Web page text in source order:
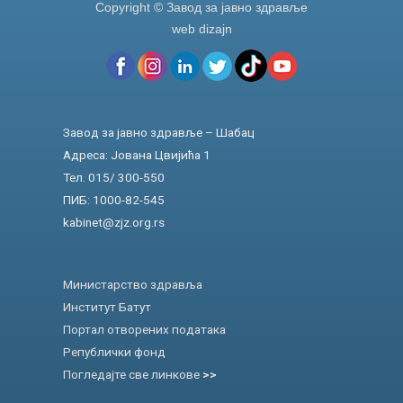
Copyright © Завод за јавно здравље
web dizajn
Завод за јавно здравље – Шабац
Адреса: Јована Цвијића 1
Тел. 015/ 300-550
ПИБ: 1000-82-545
kabinet@zjz.org.rs
Министарство здравља
Институт Батут
Портал отворених података
Републички фонд
Погледајте све линкове >>